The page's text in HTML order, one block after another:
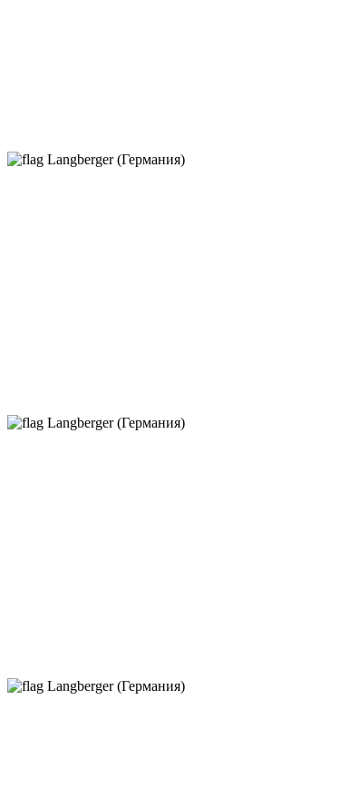
Langberger (Германия)
Langberger (Германия)
Langberger (Германия)